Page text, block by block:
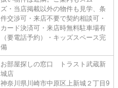
ズ・当店掲載以外の物件も見学、条
件交渉可・来店不要で契約相談可・
カード決済可・来店時無料駐車場有
（要電話予約）・キッズスペース完
備
お部屋探しの窓口 トラスト武蔵新
城店
神奈川県川崎市中原区上新城２丁目9